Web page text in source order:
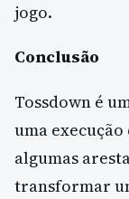
jogo.
Conclusão
Tossdown é
uma
algumas
transformar